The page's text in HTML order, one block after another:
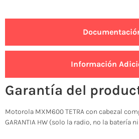
Información
Garantía del
Motorola MXM600 TETRA con cabezal
GARANTIA HW (solo la radio, no la batería